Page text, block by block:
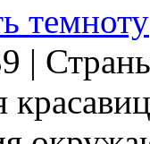
темноту
|